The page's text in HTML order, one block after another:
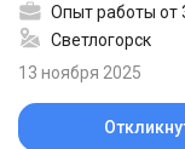
Опыт работы от
Светлогорск
13 ноября 2025